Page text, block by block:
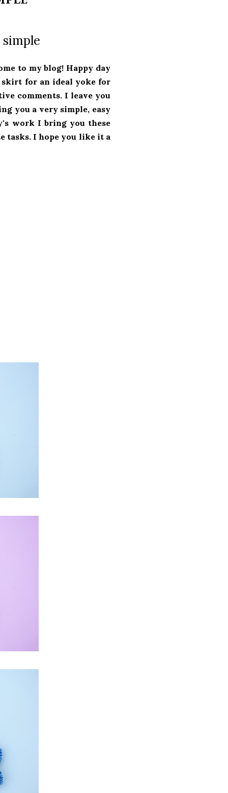
to my blog! Happy day
skirt for an ideal yoke for
comments. I leave you
you a very simple, easy
work I bring you these
tasks. I hope you like it a